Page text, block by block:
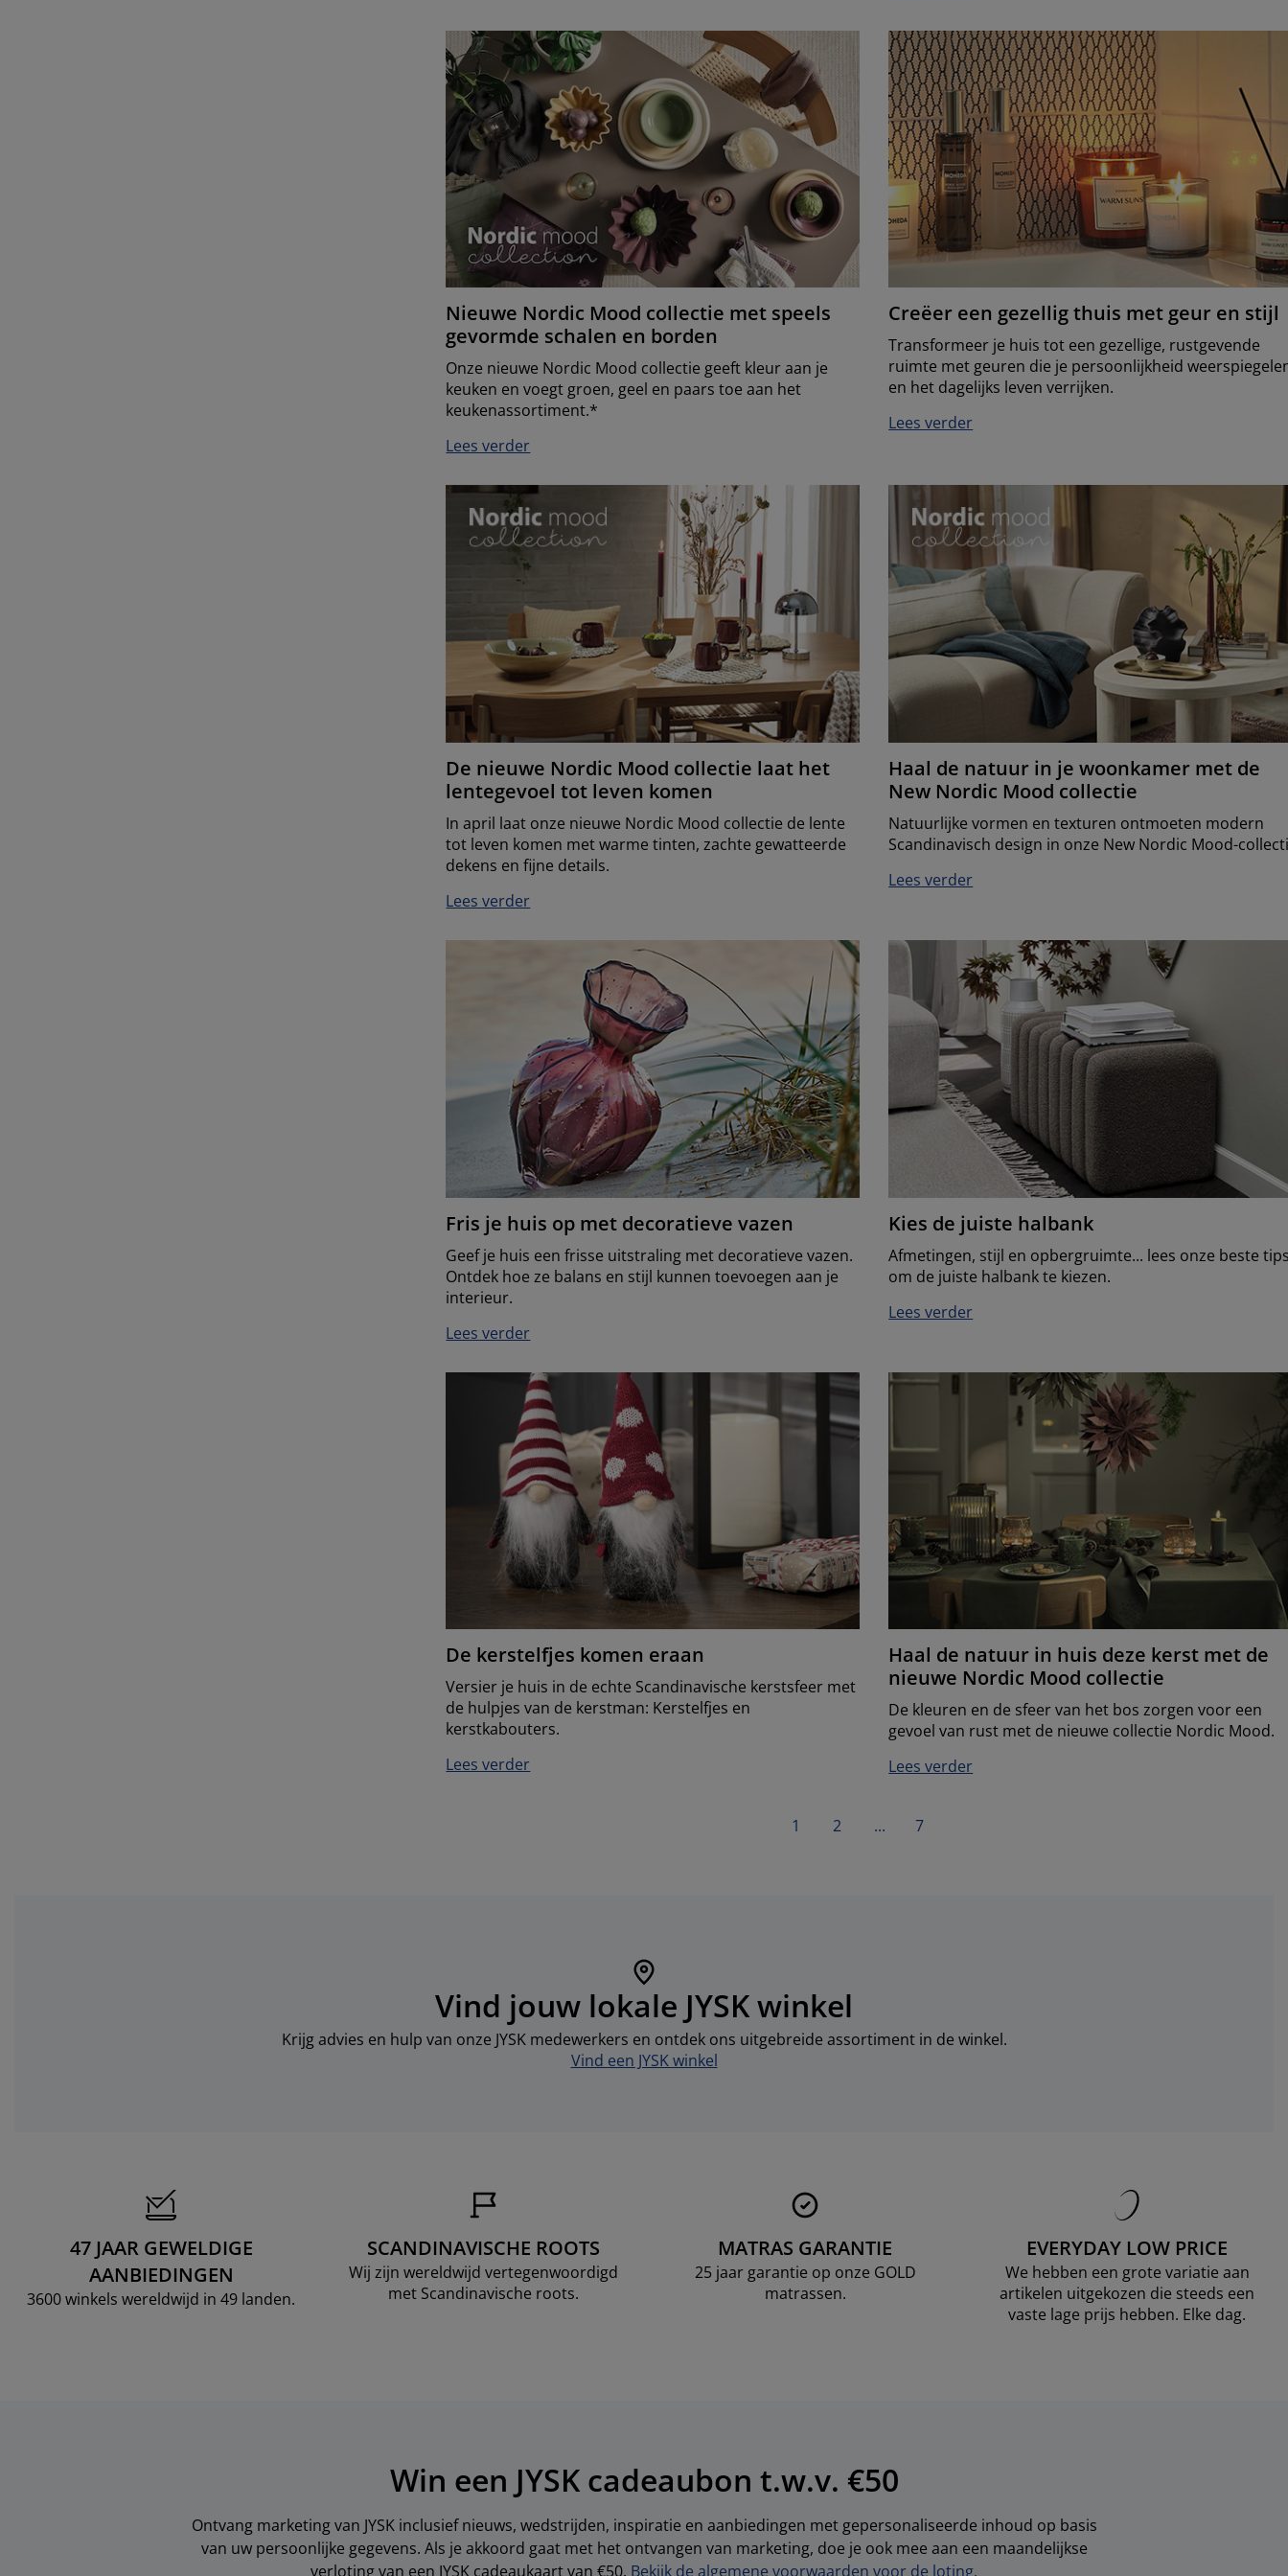
Nieuwe Nordic Mood collectie met speels
gevormde schalen en borden
Onze nieuwe Nordic Mood collectie geeft kleur aan je
keuken en voegt groen, geel en paars toe aan het
keukenassortiment.*
Lees verder
Creëer een gezellig thuis met geur en stijl
Transformeer je huis tot een gezellige, rustgevende
ruimte met geuren die je persoonlijkheid
en het dagelijks leven verrijken.
Lees verder
De nieuwe Nordic Mood collectie laat het
lentegevoel tot leven komen
In april laat onze nieuwe Nordic Mood collectie de lente
tot leven komen met warme tinten, zachte gewatteerde
dekens en fijne details.
Lees verder
Haal de natuur in je woonkamer met de
New Nordic Mood collectie
Natuurlijke vormen en texturen ontmoeten modern
Scandinavisch design in onze New Nordic Mood-
Lees verder
Fris je huis op met decoratieve vazen
Geef je huis een frisse uitstraling met decoratieve vazen.
Ontdek hoe ze balans en stijl kunnen toevoegen aan je
interieur.
Lees verder
Kies de juiste halbank
Afmetingen, stijl en opbergruimte... lees onze beste
om de juiste halbank te kiezen.
Lees verder
De kerstelfjes komen eraan
Versier je huis in de echte Scandinavische kerstsfeer met
de hulpjes van de kerstman: Kerstelfjes en
kerstkabouters.
Lees verder
Haal de natuur in huis deze kerst met de
nieuwe Nordic Mood collectie
De kleuren en de sfeer van het bos zorgen voor een
gevoel van rust met de nieuwe collectie Nordic Mood.
Lees verder
1 2 ... 7
Vind jouw lokale JYSK winkel
Krijg advies en hulp van onze JYSK medewerkers en ontdek ons uitgebreide assortiment in de winkel.
Vind een JYSK winkel
47 JAAR GEWELDIGE
AANBIEDINGEN
3600 winkels wereldwijd in 49 landen.
SCANDINAVISCHE ROOTS
Wij zijn wereldwijd vertegenwoordigd
met Scandinavische roots.
MATRAS GARANTIE
25 jaar garantie op onze GOLD
matrassen.
EVERYDAY LOW PRICE
We hebben een grote variatie aan
artikelen uitgekozen die steeds een
vaste lage prijs hebben. Elke dag.
Win een JYSK cadeaubon t.w.v. €50
Ontvang marketing van JYSK inclusief nieuws, wedstrijden, inspiratie en aanbiedingen met gepersonaliseerde inhoud op basis
van uw persoonlijke gegevens. Als je akkoord gaat met het ontvangen van marketing, doe je ook mee aan een maandelijkse
verloting van een JYSK cadeaukaart van €50. Bekijk de algemene voorwaarden voor de loting.